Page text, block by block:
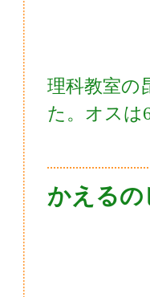
理科教室の
た。オスは
かえる